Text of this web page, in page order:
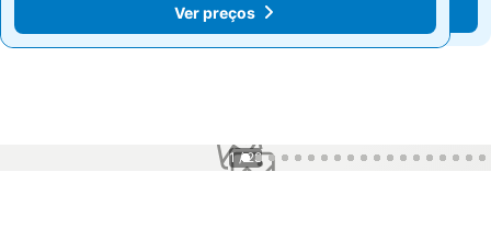
Ver preços
Ver preços
1 / 28